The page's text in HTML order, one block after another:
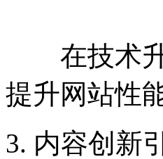
在技术升
提升网站性
3. 内容创新